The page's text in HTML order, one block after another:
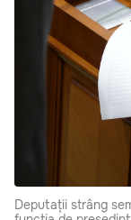
Deputații strâng